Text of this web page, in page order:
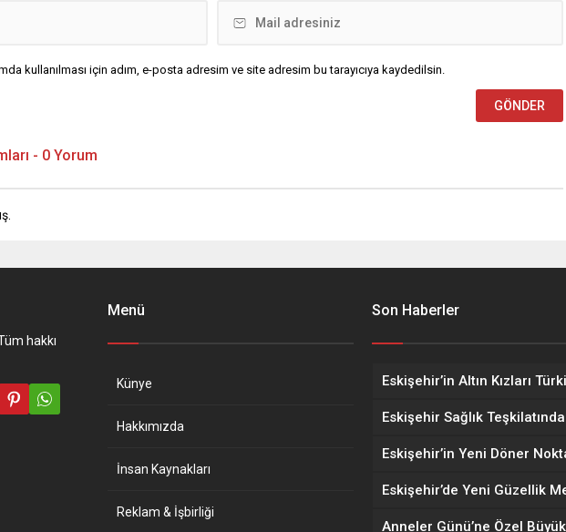
kullanılması için adım, e-posta adresim ve site adresim bu tarayıcıya kaydedilsin.
- 0 Yorum
hakkı
Menü
Künye
Hakkımızda
İnsan Kaynakları
Reklam & İşbirliği
Son Haberler